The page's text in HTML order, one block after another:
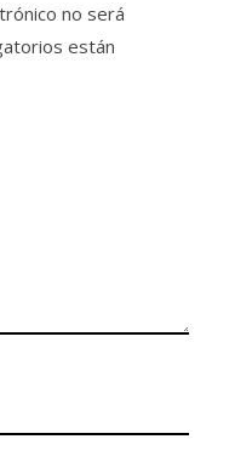
no será
están